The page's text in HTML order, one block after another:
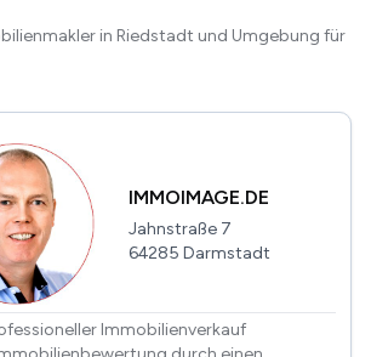
in Riedstadt und Umgebung für
IMMOIMAGE.DE
Jahnstraße 7
64285 Darmstadt
Immobilienverkauf